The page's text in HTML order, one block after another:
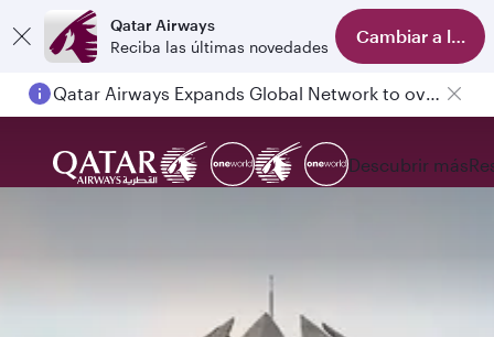
Qatar Airways
Reciba las últimas novedades
Cambiar a la
Qatar Airways Expands Global Network to over 160 Destinations
Descubrir más